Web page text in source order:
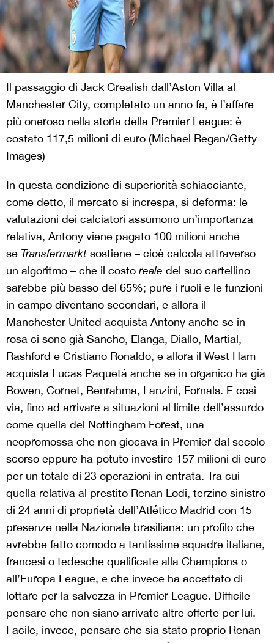
Il passaggio di Jack Grealish dall’Aston Villa al
Manchester City, completato un anno fa, è l’affare
più oneroso nella storia della Premier League: è
costato 117,5 milioni di euro (Michael Regan/Getty
Images)
In questa condizione di superiorità schiacciante,
come detto, il mercato si increspa, si deforma: le
valutazioni dei calciatori assumono un’importanza
relativa, Antony viene pagato 100 milioni anche
se Transfermarkt sostiene – cioè calcola attraverso
un algoritmo – che il costo reale del suo cartellino
sarebbe più basso del 65%; pure i ruoli e le funzioni
in campo diventano secondari, e allora il
Manchester United acquista Antony anche se in
rosa ci sono già Sancho, Elanga, Diallo, Martial,
Rashford e Cristiano Ronaldo, e allora il West Ham
acquista Lucas Paquetá anche se in organico ha già
Bowen, Cornet, Benrahma, Lanzini, Fornals. E così
via, fino ad arrivare a situazioni al limite dell’assurdo
come quella del Nottingham Forest, una
neopromossa che non giocava in Premier dal secolo
scorso eppure ha potuto investire 157 milioni di euro
per un totale di 23 operazioni in entrata. Tra cui
quella relativa al prestito Renan Lodi, terzino sinistro
di 24 anni di proprietà dell’Atlético Madrid con 15
presenze nella Nazionale brasiliana: un profilo che
avrebbe fatto comodo a tantissime squadre italiane,
francesi o tedesche qualificate alla Champions o
all’Europa League, e che invece ha accettato di
lottare per la salvezza in Premier League. Difficile
pensare che non siano arrivate altre offerte per lui.
Facile, invece, pensare che sia stato proprio Renan